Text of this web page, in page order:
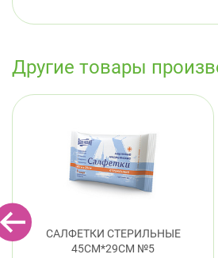
Другие товары
САЛФЕТКИ СТЕРИЛЬНЫЕ
45СМ*29СМ №5